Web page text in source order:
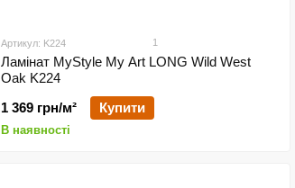
Артикул: K224 1
Ламінат MyStyle My Art LONG Wild West
Oak K224
1 369 грн/м²
Купити
В наявності